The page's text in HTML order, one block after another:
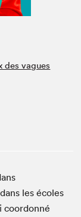
des vagues
les écoles
coordonné